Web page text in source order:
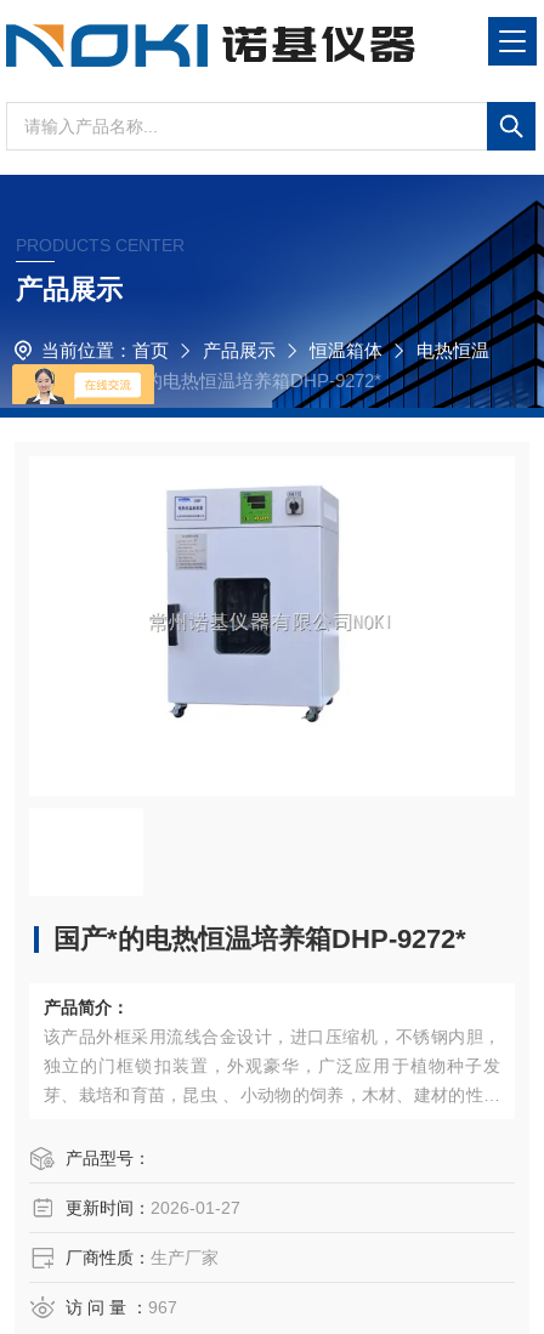
PRODUCTS CENTER
产品展示
当前位置： 首页 产品展示 恒温箱体
电热恒温
培养箱
国产*的电热恒温培养箱DHP-9272*
国产*的电热恒温培养箱DHP-9272*
产品简介：
该产品外框采用流线合金设计，进口压缩机，不锈钢内胆，
独立的门框锁扣装置，外观豪华，广泛应用于植物种子发
芽、栽培和育苗，昆虫 、小动物的饲养，木材、建材的性能
制）。产品型号：
更新时间： 2026-01-27
厂商性质： 生产厂家
访 问 量 ： 967